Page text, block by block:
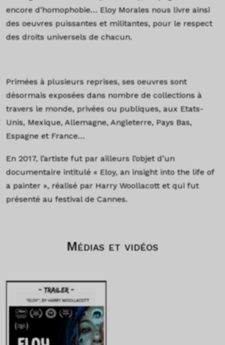
encore d’homophobie… Eloy Morales nous livre ainsi
des oeuvres puissantes et militantes, pour le respect
des droits universels de chacun.
Primées à plusieurs reprises, ses oeuvres sont
désormais exposées dans nombre de collections à
travers le monde, privées ou publiques, aux Etats-
Unis, Mexique, Allemagne, Angleterre, Pays Bas,
Espagne et France…
En 2017, l’artiste fut par ailleurs l’objet d’un
documentaire intitulé « Eloy, an insight into the life of
a painter », réalisé par Harry Woollacott et qui fut
présenté au festival de Cannes.
Médias et vidéos